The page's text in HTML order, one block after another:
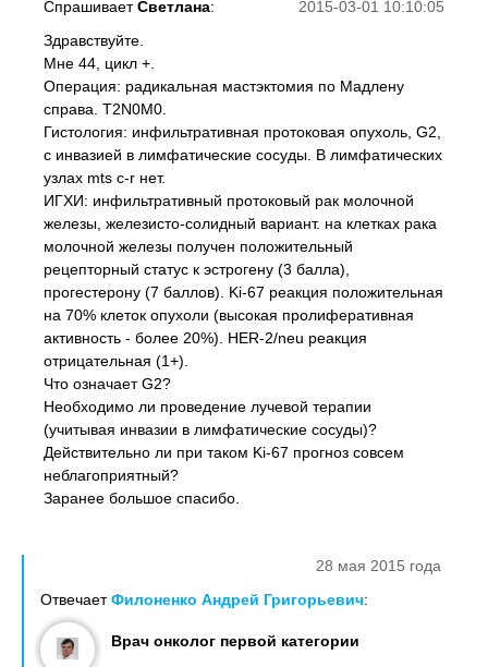
2015-03-01 10:10:05
СпрашиваетСветлана:
Здравствуйте.
Мне 44, цикл +.
Операция: радикальная мастэктомия по Мадлену
справа. T2N0M0.
Гистология: инфильтративная протоковая опухоль, G2,
с инвазией в лимфатические сосуды. В лимфатических
узлах mts c-r нет.
ИГХИ: инфильтративный протоковый рак молочной
железы, железисто-солидный вариант. на клетках рака
молочной железы получен положительный
рецепторный статус к эстрогену (3 балла),
прогестерону (7 баллов). Ki-67 реакция положительная
на 70% клеток опухоли (высокая пролиферативная
активность - более 20%). HER-2/neu реакция
отрицательная (1+).
Что означает G2?
Необходимо ли проведение лучевой терапии
(учитывая инвазии в лимфатические сосуды)?
Действительно ли при таком Ki-67 прогноз совсем
неблагоприятный?
Заранее большое спасибо.
28 мая 2015 года
ОтвечаетФилоненко Андрей Григорьевич:
Врач онколог первой категории